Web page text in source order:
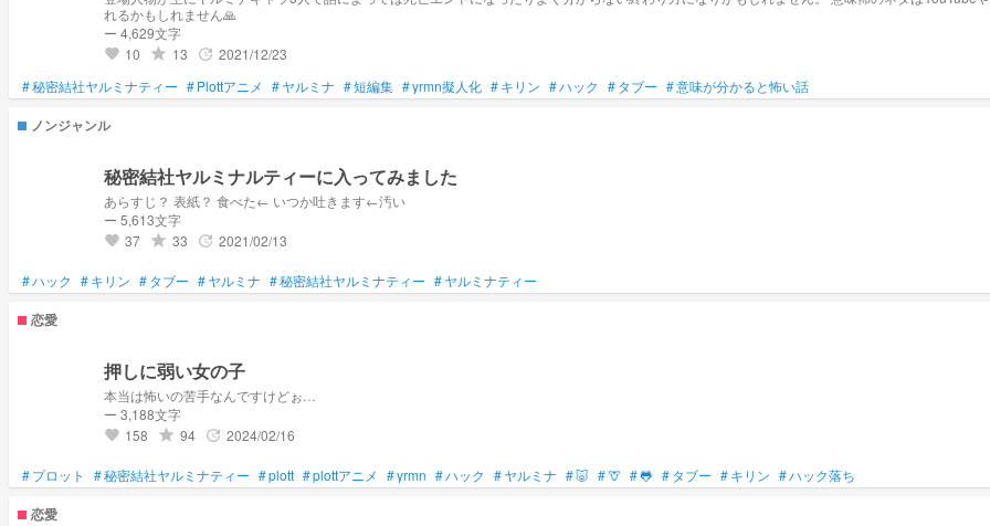
れるかもしれません🙏
ー 4,629文字
favorite 10 grade 13 update 2021/12/23
#秘密結社ヤルミナティー #Plottアニメ #ヤルミナ #短編集 #yrmn擬人化 #キリン #ハック #タブー #意味が分かると怖い話
ノンジャンル
秘密結社ヤルミナルティーに入ってみました
あらすじ？ 表紙？ 食べた← いつか吐きます←汚い
ー 5,613文字
favorite 37 grade 33 update 2021/02/13
#ハック #キリン #タブー #ヤルミナ #秘密結社ヤルミナティー #ヤルミナティー
恋愛
押しに弱い女の子
本当は怖いの苦手なんですけどぉ…
ー 3,188文字
favorite 158 grade 94 update 2024/02/16
#プロット #秘密結社ヤルミナティー #plott #plottアニメ #yrmn #ハック #ヤルミナ #🐷 #🦒 #🐸 #タブー #キリン #ハック落ち
恋愛